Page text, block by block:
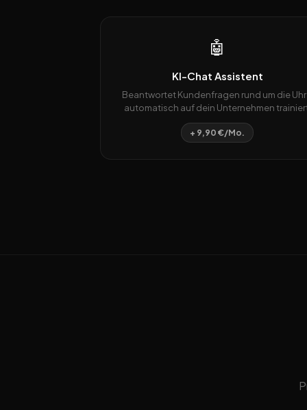
🤖
KI-Chat Assistent
Beantwortet Kundenfragen rund um die Uhr
automatisch auf dein Unternehmen
+ 9,90 €/Mo.